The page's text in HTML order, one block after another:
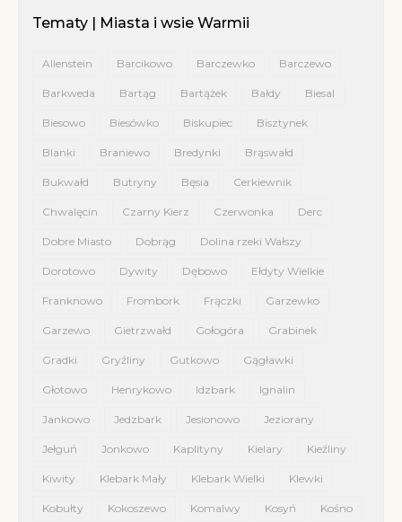
Tematy | Miasta i wsie Warmii
Allenstein Barcikowo Barczewko Barczewo
Barkweda Bartąg Bartążek Bałdy Biesal
Biesowo Biesówko Biskupiec Bisztynek
Blanki Braniewo Bredynki Brąswałd
Bukwałd Butryny Bęsia Cerkiewnik
Chwalęcin Czarny Kierz Czerwonka Derc
Dobre Miasto Dobrąg Dolina rzeki Wałszy
Dorotowo Dywity Dębowo Ełdyty Wielkie
Franknowo Frombork Frączki Garzewko
Garzewo Gietrzwałd Gołogóra Grabinek
Gradki Gryźliny Gutkowo Gągławki
Głotowo Henrykowo Idzbark Ignalin
Jankowo Jedzbark Jesionowo Jeziorany
Jełguń Jonkowo Kaplityny Kielary Kieźliny
Kiwity Klebark Mały Klebark Wielki Klewki
Kobułty Kokoszewo Komalwy Kosyń Kośno